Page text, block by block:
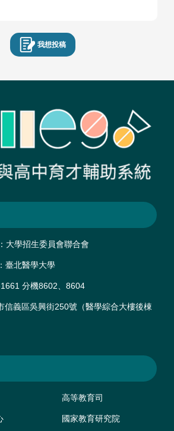
我想投稿
大學招生委員會聯合會
臺北醫學大學
分機8602、8604
信義區吳興街250號（醫學綜合大樓後棟
高等教育司
國家教育研究院